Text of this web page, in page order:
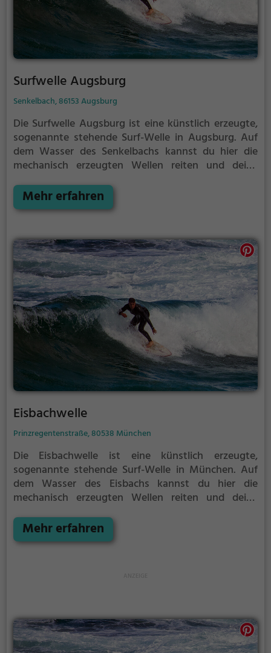
Surfwelle Augsburg
Senkelbach, 86153 Augsburg
Die Surfwelle Augsburg ist eine künstlich erzeugte,
sogenannte stehende Surf-Welle in Augsburg. Auf
dem Wasser des Senkelbachs kannst du hier die
mechanisch erzeugten Wellen reiten und deine
nur für erfahrene Surfer geeignet.
Mehr erfahren
Eisbachwelle
Prinzregentenstraße, 80538 München
Die Eisbachwelle ist eine künstlich erzeugte,
sogenannte stehende Surf-Welle in München. Auf
dem Wasser des Eisbachs kannst du hier die
mechanisch erzeugten Wellen reiten und deine
erfahrene Surfer geeignet.
Mehr erfahren